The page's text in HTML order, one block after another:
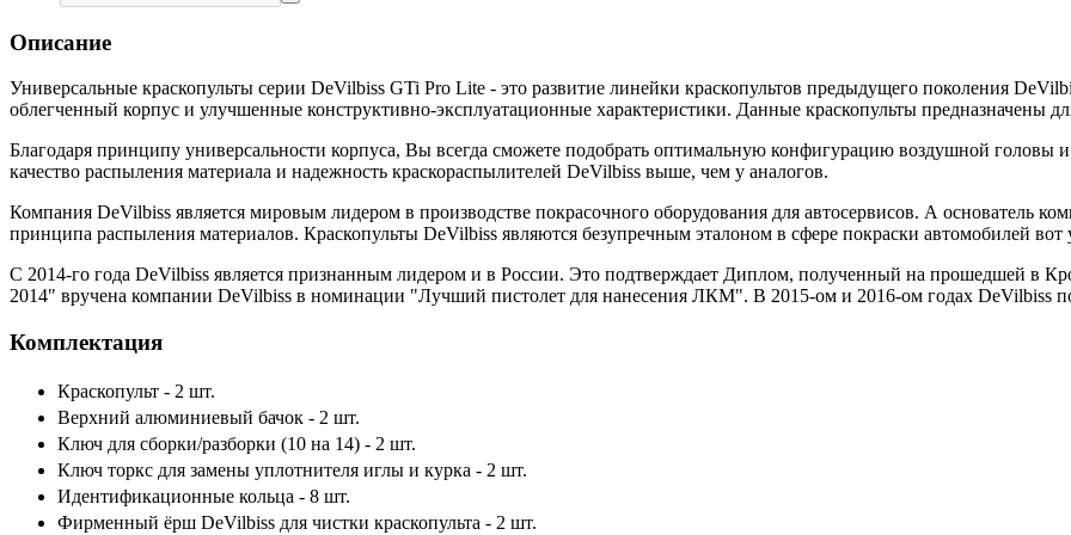
Описание
Универсальные краскопульты серии DeVilbiss GTi Pro Lite - это развитие линейки краскопультов предыдущего поколения
облегченный корпус и улучшенные конструктивно-эксплуатационные характеристики. Данные краскопульты предназначены
Благодаря принципу универсальности корпуса, Вы всегда сможете подобрать оптимальную конфигурацию воздушной головы
качество распыления материала и надежность краскораспылителей DeVilbiss выше, чем у аналогов.
Компания DeVilbiss является мировым лидером в производстве покрасочного оборудования для автосервисов. А основатель
принципа распыления материалов. Краскопульты DeVilbiss являются безупречным эталоном в сфере покраски автомобилей вот
С 2014-го года DeVilbiss является признанным лидером и в России. Это подтверждает Диплом, полученный на прошедшей
2014" вручена компании DeVilbiss в номинации "Лучший пистолет для нанесения ЛКМ". В 2015-ом и 2016-ом годах DeVilbiss
Комплектация
Краскопульт - 2 шт.
Верхний алюминиевый бачок - 2 шт.
Ключ для сборки/разборки (10 на 14) - 2 шт.
Ключ торкс для замены уплотнителя иглы и курка - 2 шт.
Идентификационные кольца - 8 шт.
Фирменный ёрш DeVilbiss для чистки краскопульта - 2 шт.